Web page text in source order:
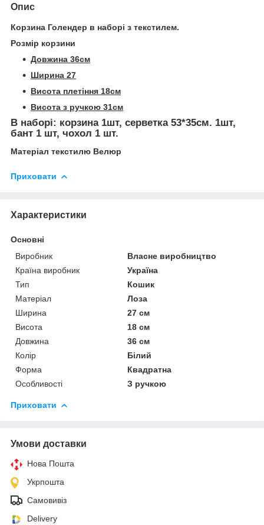
Опис
Корзина Голендер в наборі з текстилем.
Розмір корзини
Довжина 36см
Ширина 27
Висота плетіння 18см
Висота з ручкою 31см
В наборі: корзина 1шт, серветка 53*35см. 1шт,
бант 1 шт, чохол 1 шт.
Матеріал текстилю Велюр
Приховати
Характеристики
Основні
Виробник
Власне виробництво
Країна виробник
Україна
Тип
Кошик
Матеріал
Лоза
Ширина
27 см
Висота
18 см
Довжина
36 см
Колір
Білий
Форма
Квадратна
Особливості
З ручкою
Приховати
Умови доставки
Нова Пошта
Укрпошта
Самовивіз
Delivery